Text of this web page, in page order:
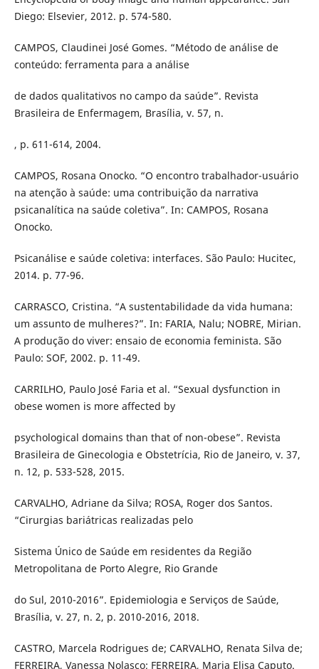
Diego: Elsevier, 2012. p. 574-580.
CAMPOS, Claudinei José Gomes. “Método de análise de
conteúdo: ferramenta para a análise
de dados qualitativos no campo da saúde”. Revista
Brasileira de Enfermagem, Brasília, v. 57, n.
, p. 611-614, 2004.
CAMPOS, Rosana Onocko. “O encontro trabalhador-usuário
na atenção à saúde: uma contribuição da narrativa
psicanalítica na saúde coletiva”. In: CAMPOS, Rosana
Onocko.
Psicanálise e saúde coletiva: interfaces. São Paulo: Hucitec,
2014. p. 77-96.
CARRASCO, Cristina. “A sustentabilidade da vida humana:
um assunto de mulheres?”. In: FARIA, Nalu; NOBRE, Mirian.
A produção do viver: ensaio de economia feminista. São
Paulo: SOF, 2002. p. 11-49.
CARRILHO, Paulo José Faria et al. “Sexual dysfunction in
obese women is more affected by
psychological domains than that of non-obese”. Revista
Brasileira de Ginecologia e Obstetrícia, Rio de Janeiro, v. 37,
n. 12, p. 533-528, 2015.
CARVALHO, Adriane da Silva; ROSA, Roger dos Santos.
“Cirurgias bariátricas realizadas pelo
Sistema Único de Saúde em residentes da Região
Metropolitana de Porto Alegre, Rio Grande
do Sul, 2010-2016”. Epidemiologia e Serviços de Saúde,
Brasília, v. 27, n. 2, p. 2010-2016, 2018.
CASTRO, Marcela Rodrigues de; CARVALHO, Renata Silva de;
FERREIRA, Vanessa Nolasco; FERREIRA, Maria Elisa Caputo.